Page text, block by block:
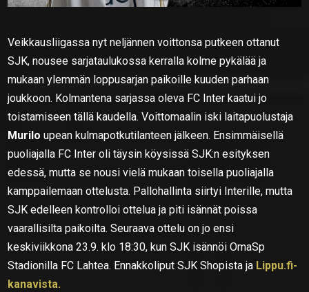
Veikkausliigassa nyt neljännen voittonsa putkeen ottanut
SJK, nousee sarjataulukossa kerralla kolme pykälää ja
mukaan ylemmän loppusarjan paikoille kuuden parhaan
joukkoon. Kolmantena sarjassa oleva FC Inter kaatui jo
toistamiseen tällä kaudella. Voittomaalin iski laitapuolustaja
Murilo upean kulmapotkutilanteen jälkeen. Ensimmäisellä
puoliajalla FC Inter oli täysin köysissä SJK:n esityksen
edessä, mutta se nousi vielä mukaan toisella puoliajalla
kamppailemaan ottelusta. Pallohallinta siirtyi Interille, mutta
SJK edelleen kontrolloi ottelua ja piti isännät poissa
vaarallisilta paikoilta. Seuraava ottelu on jo ensi
keskiviikkona 23.9. klo 18:30, kun SJK isännöi OmaSp
Stadionilla FC Lahtea. Ennakkoliput SJK Shopista ja Lippu.fi-
kanavista.